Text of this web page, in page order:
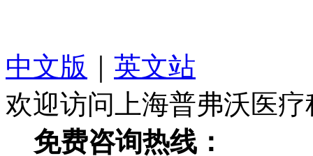
中文版
英文站
欢迎访问上海普弗沃医
免费咨询热线：